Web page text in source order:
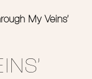
My Veins’